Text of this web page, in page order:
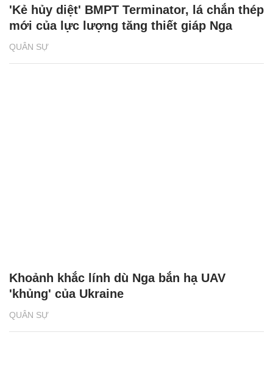
QUÂN SỰ
'Kẻ hủy diệt' BMPT Terminator, lá chắn thép
mới của lực lượng tăng thiết giáp Nga
QUÂN SỰ
Khoảnh khắc lính dù Nga bắn hạ UAV
'khủng' của Ukraine